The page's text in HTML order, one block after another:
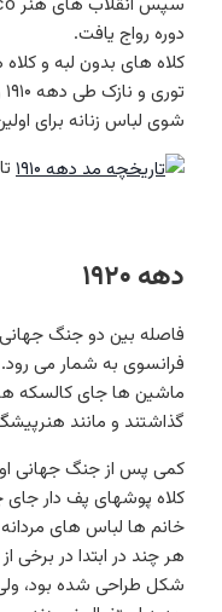
دوره رواج یافت.
کلاه های بدون لبه و
توری و نازک طی دهه ۱۹۱۰ رواج پیدا کردند.
شوی لباس زنانه برای
دهه ۱۹۲۰
فاصله بین دو جنگ جهانی
فرانسوی به شمار می رود.
ماشین ها جای کالسکه ها
گذاشتند و مانند
کمی پس از جنگ جهانی
کلاه پوشهای پف دار جای
خانم ها لباس های
هر چند در ابتدا در برخی